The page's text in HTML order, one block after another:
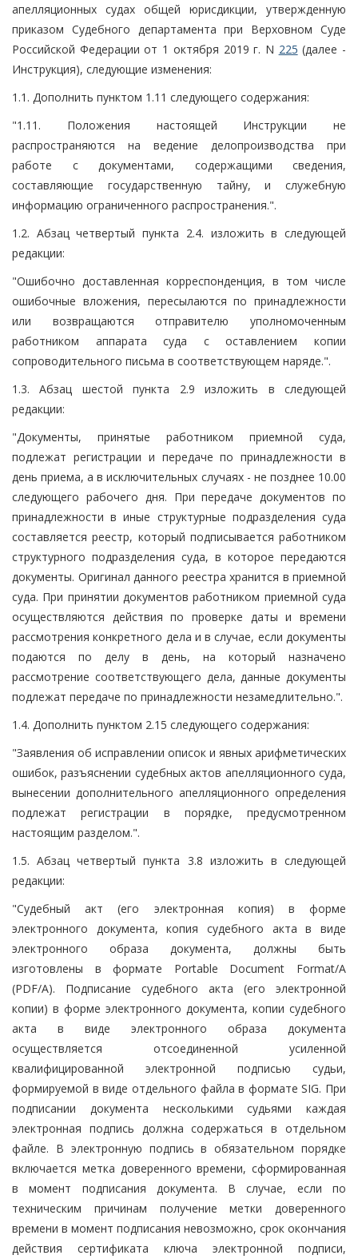
апелляционных судах общей юрисдикции, утвержденную
приказом Судебного департамента при Верховном Суде
Российской Федерации от 1 октября 2019 г. N 225 (далее -
Инструкция), следующие изменения:
1.1. Дополнить пунктом 1.11 следующего содержания:
"1.11. Положения настоящей Инструкции не
распространяются на ведение делопроизводства при
работе с документами, содержащими сведения,
составляющие государственную тайну, и служебную
информацию ограниченного распространения.".
1.2. Абзац четвертый пункта 2.4. изложить в следующей
редакции:
"Ошибочно доставленная корреспонденция, в том числе
ошибочные вложения, пересылаются по принадлежности
или возвращаются отправителю уполномоченным
работником аппарата суда с оставлением копии
сопроводительного письма в соответствующем наряде.".
1.3. Абзац шестой пункта 2.9 изложить в следующей
редакции:
"Документы, принятые работником приемной суда,
подлежат регистрации и передаче по принадлежности в
день приема, а в исключительных случаях - не позднее 10.00
следующего рабочего дня. При передаче документов по
принадлежности в иные структурные подразделения суда
составляется реестр, который подписывается работником
структурного подразделения суда, в которое передаются
документы. Оригинал данного реестра хранится в приемной
суда. При принятии документов работником приемной суда
осуществляются действия по проверке даты и времени
рассмотрения конкретного дела и в случае, если документы
подаются по делу в день, на который назначено
рассмотрение соответствующего дела, данные документы
подлежат передаче по принадлежности незамедлительно.".
1.4. Дополнить пунктом 2.15 следующего содержания:
"Заявления об исправлении описок и явных арифметических
ошибок, разъяснении судебных актов апелляционного суда,
вынесении дополнительного апелляционного определения
подлежат регистрации в порядке, предусмотренном
настоящим разделом.".
1.5. Абзац четвертый пункта 3.8 изложить в следующей
редакции:
"Судебный акт (его электронная копия) в форме
электронного документа, копия судебного акта в виде
электронного образа документа, должны быть
изготовлены в формате Portable Document Format/A
(PDF/A). Подписание судебного акта (его электронной
копии) в форме электронного документа, копии судебного
акта в виде электронного образа документа
осуществляется отсоединенной усиленной
квалифицированной электронной подписью судьи,
формируемой в виде отдельного файла в формате SIG. При
подписании документа несколькими судьями каждая
электронная подпись должна содержаться в отдельном
файле. В электронную подпись в обязательном порядке
включается метка доверенного времени, сформированная
в момент подписания документа. В случае, если по
техническим причинам получение метки доверенного
времени в момент подписания невозможно, срок окончания
действия сертификата ключа электронной подписи,